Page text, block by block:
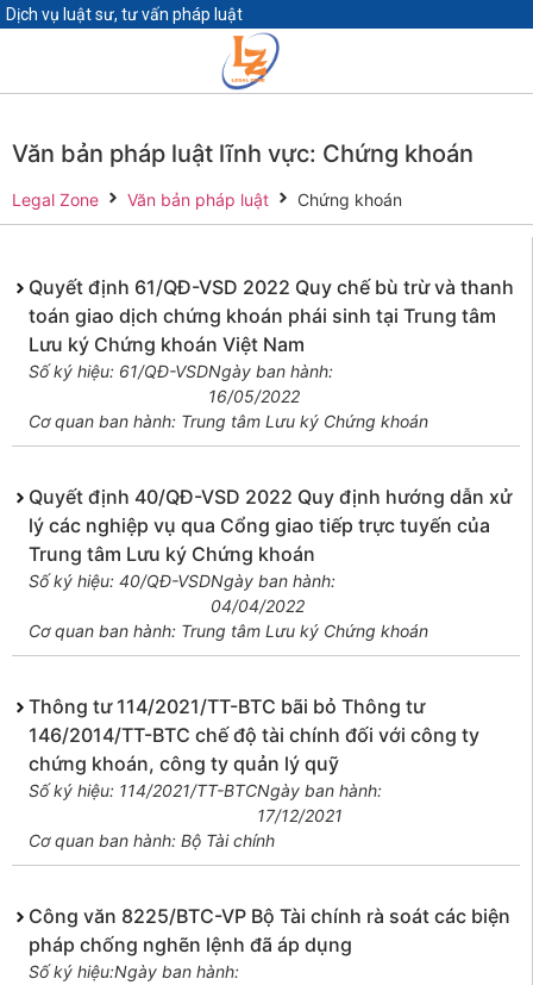
Dịch vụ luật sư, tư vấn pháp luật
Văn bản pháp luật lĩnh vực: Chứng khoán
Legal Zone Văn bản pháp luật Chứng khoán
Quyết định 61/QĐ-VSD 2022 Quy chế bù trừ và thanh
toán giao dịch chứng khoán phái sinh tại Trung tâm
Lưu ký Chứng khoán Việt Nam
Số ký hiệu: 61/QĐ-VSDNgày ban hành:
16/05/2022
Cơ quan ban hành: Trung tâm Lưu ký Chứng khoán
Quyết định 40/QĐ-VSD 2022 Quy định hướng dẫn xử
lý các nghiệp vụ qua Cổng giao tiếp trực tuyến của
Trung tâm Lưu ký Chứng khoán
Số ký hiệu: 40/QĐ-VSDNgày ban hành:
04/04/2022
Cơ quan ban hành: Trung tâm Lưu ký Chứng khoán
Thông tư 114/2021/TT-BTC bãi bỏ Thông tư
146/2014/TT-BTC chế độ tài chính đối với công ty
chứng khoán, công ty quản lý quỹ
Số ký hiệu: 114/2021/TT-BTCNgày ban hành:
17/12/2021
Cơ quan ban hành: Bộ Tài chính
Công văn 8225/BTC-VP Bộ Tài chính rà soát các biện
pháp chống nghẽn lệnh đã áp dụng
Số ký hiệu:Ngày ban hành: